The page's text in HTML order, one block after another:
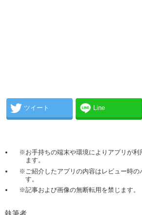
ツイート Line
※お手持ちの端末や環境によりアプリが利
ます。
※ご紹介したアプリの内容はレビュー時の
す。
※記事および画像の無断転用を禁じます。
執筆者